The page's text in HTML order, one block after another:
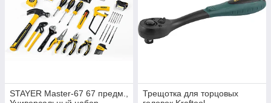
STAYER Master-67 67 предм.,
Трещотка для торцовых